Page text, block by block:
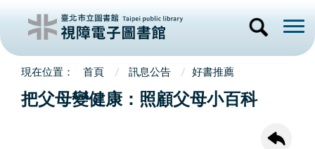
首頁 訊息公告 好書推薦
把父母變健康：照顧父母小百科